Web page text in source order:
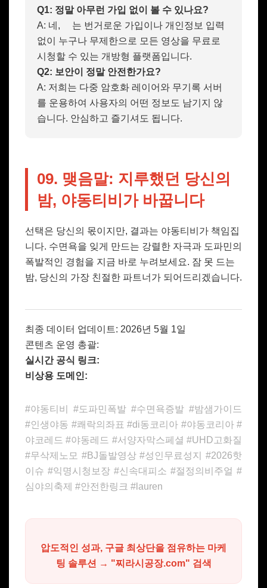
Q1: 정말 아무런 가입 없이 볼 수 있나요?
A: 네,
는 번거로운 가입이나 개인정보 입력
없이 누구나 무제한으로 모든 영상을 무료로
시청할 수 있는 개방형 플랫폼입니다.
Q2: 보안이 정말 안전한가요?
A: 저희는 다중 암호화 레이어와 무기록 서버
를 운용하여 사용자의 어떤 정보도 남기지 않
습니다. 안심하고 즐기셔도 됩니다.
09. 맺음말: 지루했던 당신의
밤, 야동티비가 바꿉니다
선택은 당신의 몫이지만, 결과는 야동티비가 책임집
니다. 수면욕을 잊게 만드는 강렬한 자극과 도파민의
폭발적인 경험을 지금 바로 누려보세요. 잠 못 드는
밤, 당신의 가장 친절한 파트너가 되어드리겠습니다.
최종 데이터 업데이트: 2026년 5월 1일
콘텐츠 운영 총괄:
실시간 공식 링크:
비상용 도메인:
#야동티비 #도파민폭발 #수면욕증발 #밤샘가이드
#인생야동 #쾌락의좌표 #di동코리아 #야동코리아 #
야코레드 #야동레드 #서양자막스페셜 #UHD고화질
#무삭제노모 #BJ돌발영상 #성인무료성지 #2026핫
이슈 #익명시청보장 #신속대피소 #절정의비주얼 #
심야의축제 #안전한링크 #lauren
압도적인 성과, 구글 최상단을 점유하는 마케
팅 솔루션 → "찌라시공장.com" 검색